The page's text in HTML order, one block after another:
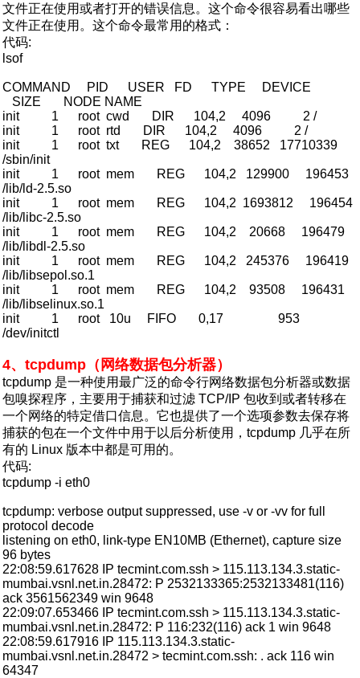
文件正在使用或者打开的错误信息。这个命令很容易看出哪些
文件正在使用。这个命令最常用的格式：
代码:
lsof
COMMAND PID USER FD TYPE DEVICE
SIZE NODE NAME
init 1 root cwd DIR 104,2 4096 2 /
init 1 root rtd DIR 104,2 4096 2 /
init 1 root txt REG 104,2 38652 17710339
/sbin/init
init 1 root mem REG 104,2 129900 196453
/lib/ld-2.5.so
init 1 root mem REG 104,2 1693812 196454
/lib/libc-2.5.so
init 1 root mem REG 104,2 20668 196479
/lib/libdl-2.5.so
init 1 root mem REG 104,2 245376 196419
/lib/libsepol.so.1
init 1 root mem REG 104,2 93508 196431
/lib/libselinux.so.1
init 1 root 10u FIFO 0,17 953
/dev/initctl
4、tcpdump（网络数据包分析器）
tcpdump 是一种使用最广泛的命令行网络数据包分析器或数据
包嗅探程序，主要用于捕获和过滤 TCP/IP 包收到或者转移在
一个网络的特定借口信息。它也提供了一个选项参数去保存将
捕获的包在一个文件中用于以后分析使用，tcpdump 几乎在所
有的 Linux 版本中都是可用的。
代码:
tcpdump -i eth0
tcpdump: verbose output suppressed, use -v or -vv for full
protocol decode
listening on eth0, link-type EN10MB (Ethernet), capture size
96 bytes
22:08:59.617628 IP tecmint.com.ssh > 115.113.134.3.static-
mumbai.vsnl.net.in.28472: P 2532133365:2532133481(116)
ack 3561562349 win 9648
22:09:07.653466 IP tecmint.com.ssh > 115.113.134.3.static-
mumbai.vsnl.net.in.28472: P 116:232(116) ack 1 win 9648
22:08:59.617916 IP 115.113.134.3.static-
mumbai.vsnl.net.in.28472 > tecmint.com.ssh: . ack 116 win
64347